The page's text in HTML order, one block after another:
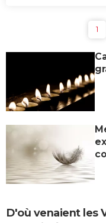
1
D'où venaient les